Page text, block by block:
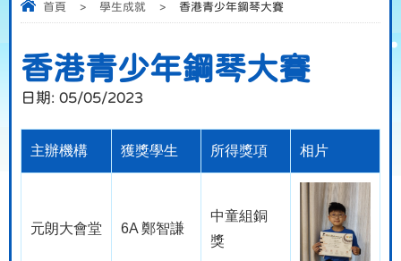
首頁 > 學生成就 > 香港青少年鋼琴大賽
香港青少年鋼琴大賽
日期: 05/05/2023
主辦機構 獲獎學生 所得獎項 相片
元朗大會堂 6A 鄭智謙
中童組銅
獎